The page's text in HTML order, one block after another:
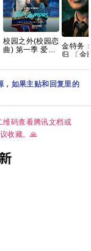
校园之外(校园恋
曲) 第一季 爱情/
金特务
归 〔金
音轨内
繁英韩
幕
3GB】
，如果主贴和回复里的
维码查看腾讯文档或
收藏。🙏